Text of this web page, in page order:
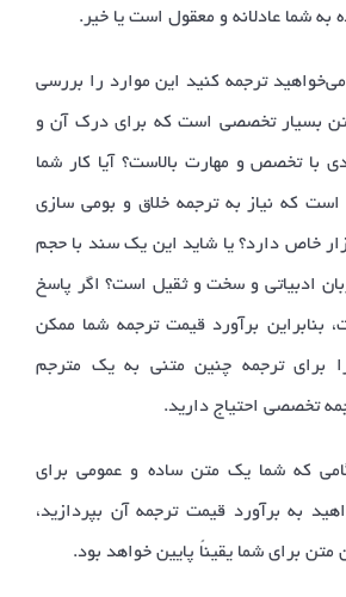
به شما عادلانه و معقول است یا خیر.
می‌خواهید ترجمه کنید این موارد را بررسی
بسیار تخصصی است که برای درک آن و
با تخصص و مهارت بالاست؟ آیا کار شما
است که نیاز به ترجمه خلاق و بومی سازی
خاص دارد؟ یا شاید این یک سند با حجم
زبان ادبیاتی و سخت و ثقیل است؟ اگر پاسخ
بنابراین برآورد قیمت ترجمه شما ممکن
برای ترجمه چنین متنی به یک مترجم
تخصصی احتیاج دارید.
که شما یک متن ساده و عمومی برای
به برآورد قیمت ترجمه آن بپردازید،
متن برای شما یقیناً پایین خواهد بود.